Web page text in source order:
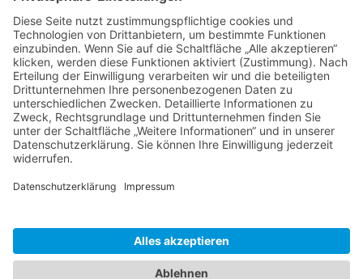
Salsa und Buena Vista Social Club Kuba
Kuba Ausflüge online buchen
Volle leere Regale auf Kuba wie zu DDR Zeiten